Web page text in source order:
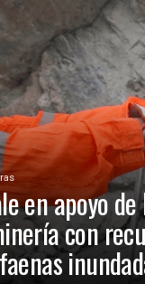
en apoyo
con